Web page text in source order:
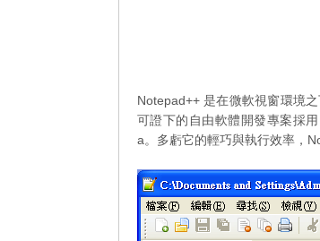
Notepad++ 是在微軟視窗環境
可證下的自由軟體開發專案採
a。多虧它的輕巧與執行效率，